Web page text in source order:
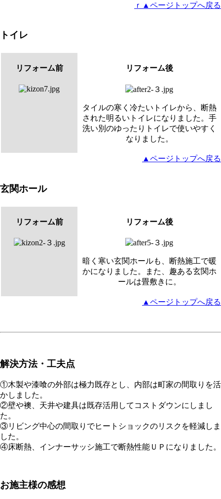
ｒ▲ページトップへ戻る
トイレ
リフォーム前 リフォーム後
タイルの寒く冷たいトイレから、断熱
された明るいトイレになりました。手
洗い別のゆったりトイレで使いやすく
なりました。
▲ページトップへ戻る
玄関ホール
リフォーム前 リフォーム後
暗く寒い玄関ホールも、断熱施工で暖
かになりました。また、趣ある玄関ホ
ールは畳敷きに。
▲ページトップへ戻る
解決方法・工夫点
①木製や漆喰の外部は極力既存とし、内部は町家の間取りを活
かしました。
②壁や襖、天井や建具は既存活用してコストダウンにしまし
た。
③リビング中心の間取りでヒートショックのリスクを軽減しま
した。
④床断熱、インナーサッシ施工で断熱性能ＵＰになりました。
お施主様の感想